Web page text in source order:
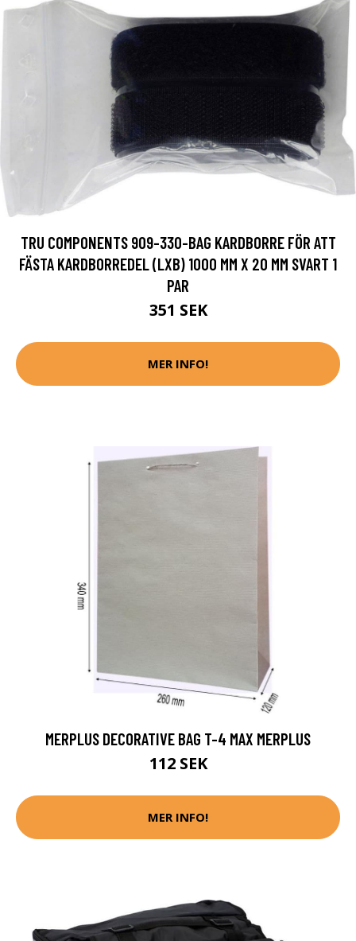
TRU COMPONENTS 909-330-BAG KARDBORRE FÖR ATT
FÄSTA KARDBORREDEL (LXB) 1000 MM X 20 MM SVART 1
PAR
351 SEK
MER INFO!
MERPLUS DECORATIVE BAG T-4 MAX MERPLUS
112 SEK
MER INFO!